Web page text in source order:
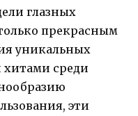
глазных
прекрасным
уникальных
среди
эти